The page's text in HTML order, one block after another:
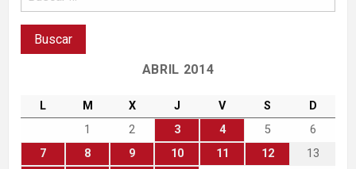
ABRIL 2014
L M X J V S
D
1
2 3 4 5
6
7
8 9 10 11 12
13